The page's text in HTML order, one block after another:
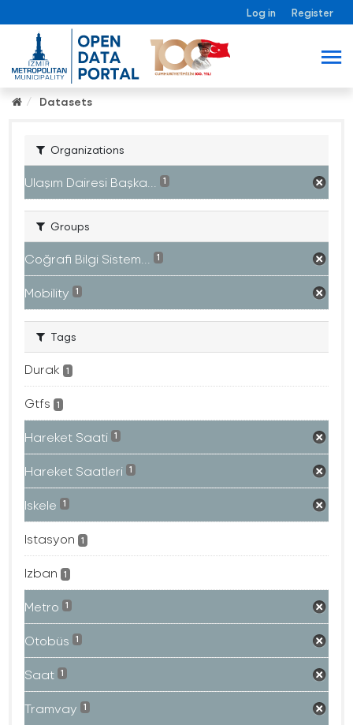
Log in Register
Datasets
Organizations
Ulaşım Dairesi Başka... 1
Groups
Coğrafi Bilgi Sistem... 1
Mobility 1
Tags
Durak 1
Gtfs 1
Hareket Saati 1
Hareket Saatleri 1
Iskele 1
Istasyon 1
Izban 1
Metro 1
Otobüs 1
Saat 1
Tramvay 1